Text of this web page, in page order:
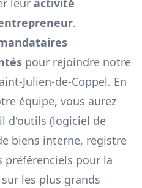
leur activité
.
pour rejoindre notre
Julien-de-Coppel. En
équipe, vous aurez
d'outils (logiciel de
biens interne, registre
préférenciels pour la
les plus grands